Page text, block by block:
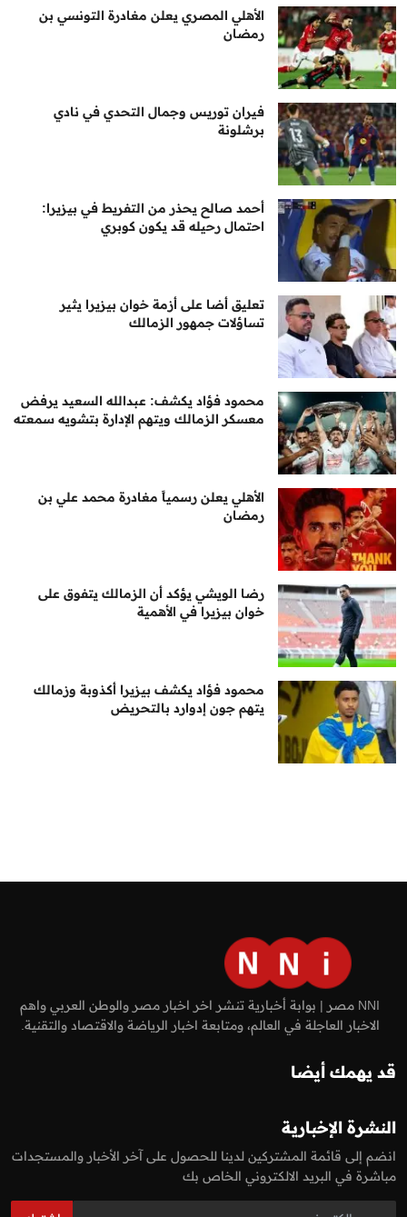
الأهلي المصري يعلن مغادرة التونسي بن
رمضان
فيران توريس وجمال التحدي في نادي
برشلونة
أحمد صالح يحذر من التفريط في بيزيرا:
احتمال رحيله قد يكون كوبري
تعليق أضا على أزمة خوان بيزيرا يثير
تساؤلات جمهور الزمالك
محمود فؤاد يكشف: عبدالله السعيد يرفض
معسكر الزمالك ويتهم الإدارة بتشويه سمعته
الأهلي يعلن رسمياً مغادرة محمد علي بن
رمضان
رضا الويشي يؤكد أن الزمالك يتفوق على
خوان بيزيرا في الأهمية
محمود فؤاد يكشف بيزيرا أكذوبة وزمالك
يتهم جون إدوارد بالتحريض
NNI مصر | بوابة أخبارية تنشر اخر اخبار مصر والوطن العربي واهم
الاخبار العاجلة في العالم، ومتابعة اخبار الرياضة والاقتصاد والتقنية.
قد يهمك أيضا
النشرة الإخبارية
انضم إلى قائمة المشتركين لدينا للحصول على آخر الأخبار والمستجدات
مباشرة في البريد الالكتروني الخاص بك